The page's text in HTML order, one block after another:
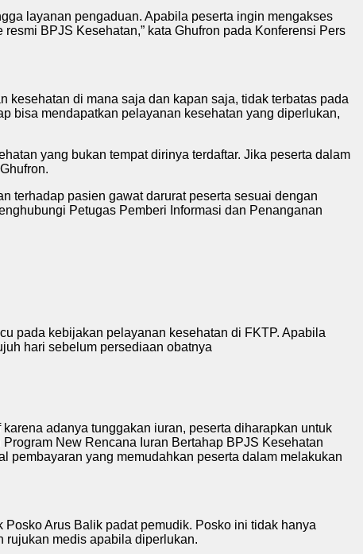
layanan pengaduan. Apabila peserta ingin mengakses
BPJS Kesehatan,” kata Ghufron pada Konferensi Pers
di mana saja dan kapan saja, tidak terbatas pada
bisa mendapatkan pelayanan kesehatan yang diperlukan,
yang bukan tempat dirinya terdaftar. Jika peserta dalam
terhadap pasien gawat darurat peserta sesuai dengan
Petugas Pemberi Informasi dan Penanganan
pada kebijakan pelayanan kesehatan di FKTP. Apabila
hari sebelum persediaan obatnya
adanya tunggakan iuran, peserta diharapkan untuk
New Rencana Iuran Bertahap BPJS Kesehatan
pembayaran yang memudahkan peserta dalam melakukan
Arus Balik padat pemudik. Posko ini tidak hanya
rujukan medis apabila diperlukan.